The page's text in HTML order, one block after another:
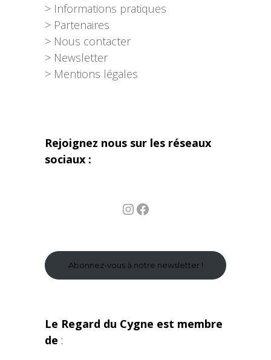
> Informations pratiques
> Partenaires
> Nous contacter
> Newsletter
> Mentions légales
Rejoignez nous sur les réseaux
sociaux :
InstagramFacebook
Abonnez-vous à notre newsletter !
Le Regard du Cygne est membre
de :